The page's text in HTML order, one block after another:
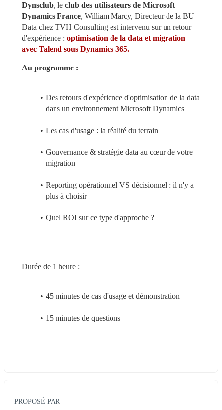
Dynsclub, le club des utilisateurs de Microsoft
Dynamics France, William Marcy, Directeur de la BU
Data chez TVH Consulting est intervenu sur un retour
d'expérience : optimisation de la data et migration
avec Talend sous Dynamics 365.
Au programme :
Des retours d'expérience d'optimisation de la data
dans un environnement Microsoft Dynamics
Les cas d'usage : la réalité du terrain
Gouvernance & stratégie data au cœur de votre
migration
Reporting opérationnel VS décisionnel : il n'y a
plus à choisir
Quel ROI sur ce type d'approche ?
Durée de 1 heure :
45 minutes de cas d'usage et démonstration
15 minutes de questions
PROPOSÉ PAR